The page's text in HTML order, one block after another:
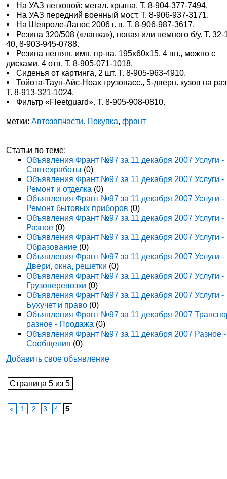
На УАЗ легковой: метал. крыша. Т. 8-904-377-7494.
На УАЗ передний военный мост. Т. 8-906-937-3171.
На Шевроле-Ланос 2006 г. в. Т. 8-906-987-3617.
Резина 320/508 («лапка»), новая или немного б/у. Т. 32-
40, 8-903-945-0788.
Резина летняя, имп. пр-ва, 195х60х15, 4 шт., можно с
дисками, 4 отв. Т. 8-905-071-1018.
Сиденья от картинга, 2 шт. Т. 8-905-963-4910.
Тойота-Таун-Айс-Ноах грузопасс., 5-дверн. кузов на
Т. 8-913-321-1024.
Фильтр «Fleetguard». Т. 8-905-908-0810.
метки:Автозапчасти. Покупка,франт
Статьи по теме:
Объявления Франт №97 за 11 декабря 2007 Услуги -
Сантехработы (0)
Объявления Франт №97 за 11 декабря 2007 Услуги -
Ремонт и отделка (0)
Объявления Франт №97 за 11 декабря 2007 Услуги -
Ремонт бытовых приборов (0)
Объявления Франт №97 за 11 декабря 2007 Услуги -
Разное (0)
Объявления Франт №97 за 11 декабря 2007 Услуги -
Образование (0)
Объявления Франт №97 за 11 декабря 2007 Услуги -
Двери, окна, решетки (0)
Объявления Франт №97 за 11 декабря 2007 Услуги -
Грузоперевозки (0)
Объявления Франт №97 за 11 декабря 2007 Услуги -
Бухучет и право (0)
Объявления Франт №97 за 11 декабря 2007
разное - Продажа (0)
Объявления Франт №97 за 11 декабря 2007 Разное -
Сообщения (0)
Добавить свое объявление
Страница 5 из 5
« 1 2 3 4 5